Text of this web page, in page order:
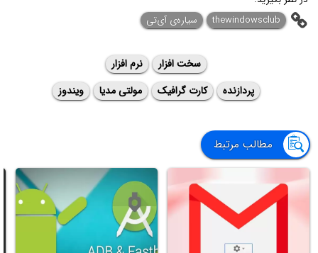
thewindowsclub
سیاره‌ی آی‌تی
سخت افزار
نرم افزار
پردازنده
کارت گرافیک مولتی مدیا ویندوز
مطالب مرتبط